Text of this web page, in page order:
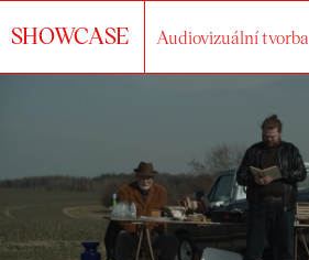
SHOWCASE Audiovizuální tvorba